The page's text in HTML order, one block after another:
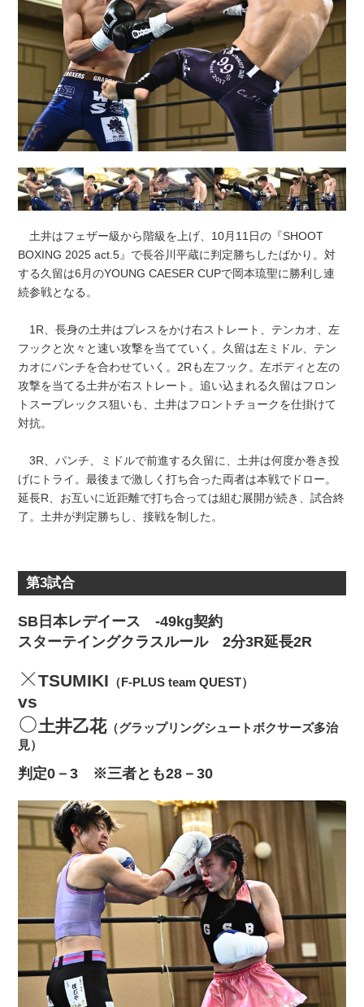
土井はフェザー級から階級を上げ、10月11日の『SHOOT
BOXING 2025 act.5』で長谷川平蔵に判定勝ちしたばかり。対
する久留は6月のYOUNG CAESER CUPで岡本琉聖に勝利し連
続参戦となる。
1R、長身の土井はプレスをかけ右ストレート、テンカオ、左
フックと次々と速い攻撃を当てていく。久留は左ミドル、テン
カオにパンチを合わせていく。2Rも左フック。左ボディと左の
攻撃を当てる土井が右ストレート。追い込まれる久留はフロン
トスープレックス狙いも、土井はフロントチョークを仕掛けて
対抗。
3R、パンチ、ミドルで前進する久留に、土井は何度か巻き投
げにトライ。最後まで激しく打ち合った両者は本戦でドロー。
延長R、お互いに近距離で打ち合っては組む展開が続き、試合終
了。土井が判定勝ちし、接戦を制した。
第3試合
SB日本レデイース -49kg契約
スターテイングクラスルール 2分3R延長2R
TSUMIKI （F-PLUS team QUEST）
vs
土井乙花（グラップリングシュートボクサーズ多治
見）
判定0－3 ※三者とも28－30